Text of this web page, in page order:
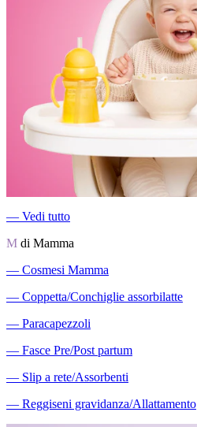
― Vedi tutto
M di Mamma
― Cosmesi Mamma
― Coppetta/Conchiglie assorbilatte
― Paracapezzoli
― Fasce Pre/Post partum
― Slip a rete/Assorbenti
― Reggiseni gravidanza/Allattamento